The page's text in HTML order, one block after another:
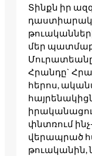
Տինքն իր
մեր
Հրանդը`
հերոս,
փնտռում
վերապրած
թուականին,